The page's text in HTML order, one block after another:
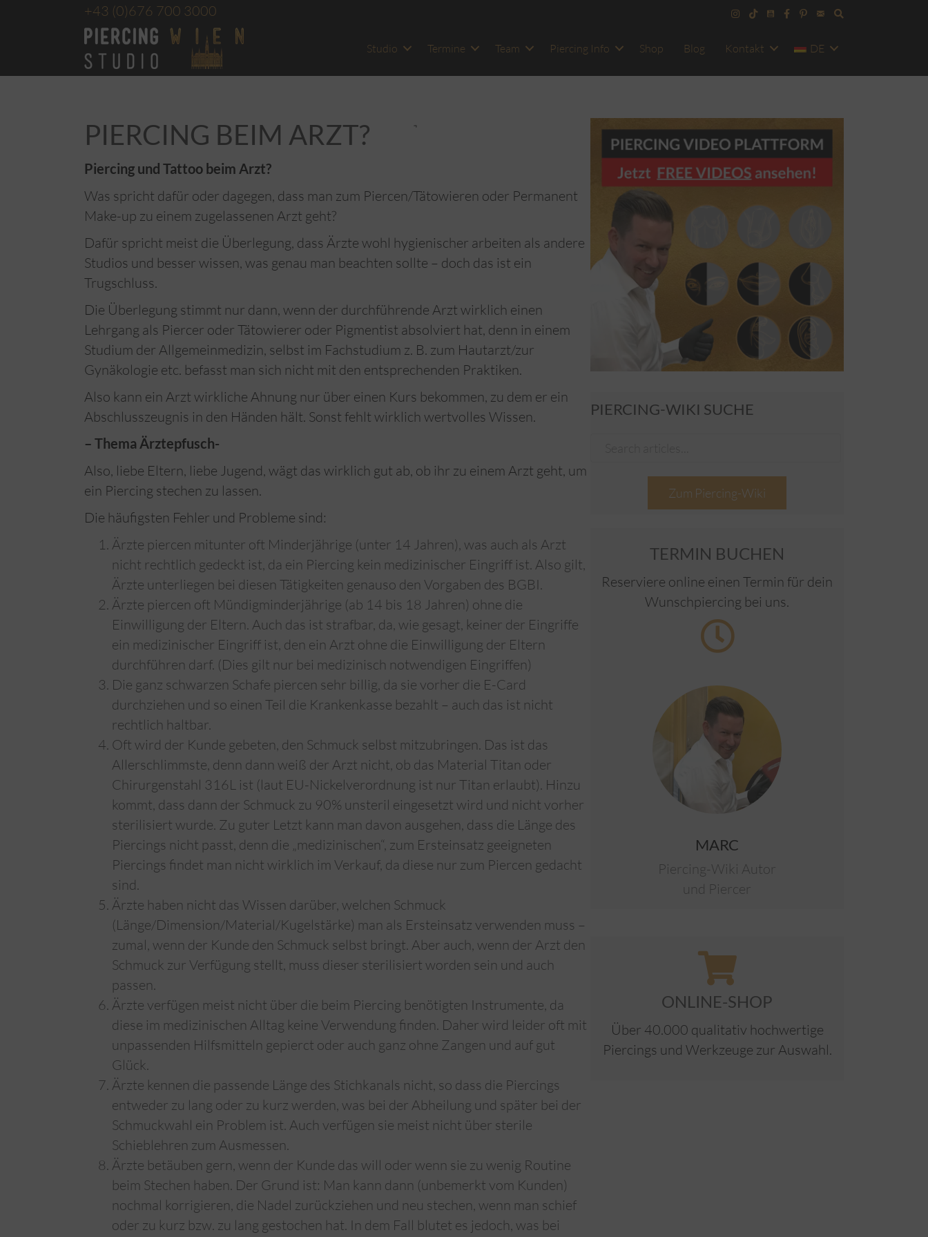
+43 (0)676 700 3000
Studio Termine Team Piercing Info Shop Blog Kontakt DE
PIERCING BEIM ARZT?
Piercing und Tattoo beim Arzt?
Was spricht dafür oder dagegen, dass man zum Piercen/Tätowieren oder Permanent
Make-up zu einem zugelassenen Arzt geht?
Dafür spricht meist die Überlegung, dass Ärzte wohl hygienischer arbeiten als andere
Studios und besser wissen, was genau man beachten sollte – doch das ist ein
Trugschluss.
Die Überlegung stimmt nur dann, wenn der durchführende Arzt wirklich einen
Lehrgang als Piercer oder Tätowierer oder Pigmentist absolviert hat, denn in einem
Studium der Allgemeinmedizin, selbst im Fachstudium z. B. zum Hautarzt/zur
Gynäkologie etc. befasst man sich nicht mit den entsprechenden Praktiken.
Also kann ein Arzt wirkliche Ahnung nur über einen Kurs bekommen, zu dem er ein
Abschlusszeugnis in den Händen hält. Sonst fehlt wirklich wertvolles Wissen.
– Thema Ärztepfusch-
Also, liebe Eltern, liebe Jugend, wägt das wirklich gut ab, ob ihr zu einem Arzt geht, um
ein Piercing stechen zu lassen.
Die häufigsten Fehler und Probleme sind:
Ärzte piercen mitunter oft Minderjährige (unter 14 Jahren), was auch als Arzt
nicht rechtlich gedeckt ist, da ein Piercing kein medizinischer Eingriff ist. Also gilt,
Ärzte unterliegen bei diesen Tätigkeiten genauso den Vorgaben des BGBI.
Ärzte piercen oft Mündigminderjährige (ab 14 bis 18 Jahren) ohne die
Einwilligung der Eltern. Auch das ist strafbar, da, wie gesagt, keiner der Eingriffe
ein medizinischer Eingriff ist, den ein Arzt ohne die Einwilligung der Eltern
durchführen darf. (Dies gilt nur bei medizinisch notwendigen Eingriffen)
Die ganz schwarzen Schafe piercen sehr billig, da sie vorher die E-Card
durchziehen und so einen Teil die Krankenkasse bezahlt – auch das ist nicht
rechtlich haltbar.
Oft wird der Kunde gebeten, den Schmuck selbst mitzubringen. Das ist das
Allerschlimmste, denn dann weiß der Arzt nicht, ob das Material Titan oder
Chirurgenstahl 316L ist (laut EU-Nickelverordnung ist nur Titan erlaubt). Hinzu
kommt, dass dann der Schmuck zu 90% unsteril eingesetzt wird und nicht vorher
sterilisiert wurde. Zu guter Letzt kann man davon ausgehen, dass die Länge des
Piercings nicht passt, denn die „medizinischen“, zum Ersteinsatz geeigneten
Piercings findet man nicht wirklich im Verkauf, da diese nur zum Piercen gedacht
sind.
Ärzte haben nicht das Wissen darüber, welchen Schmuck
(Länge/Dimension/Material/Kugelstärke) man als Ersteinsatz verwenden muss –
zumal, wenn der Kunde den Schmuck selbst bringt. Aber auch, wenn der Arzt den
Schmuck zur Verfügung stellt, muss dieser sterilisiert worden sein und auch
passen.
Ärzte verfügen meist nicht über die beim Piercing benötigten Instrumente, da
diese im medizinischen Alltag keine Verwendung finden. Daher wird leider oft mit
unpassenden Hilfsmitteln gepierct oder auch ganz ohne Zangen und auf gut
Glück.
Ärzte kennen die passende Länge des Stichkanals nicht, so dass die Piercings
entweder zu lang oder zu kurz werden, was bei der Abheilung und später bei der
Schmuckwahl ein Problem ist. Auch verfügen sie meist nicht über sterile
Schieblehren zum Ausmessen.
Ärzte betäuben gern, wenn der Kunde das will oder wenn sie zu wenig Routine
beim Stechen haben. Der Grund ist: Man kann dann (unbemerkt vom Kunden)
nochmal korrigieren, die Nadel zurückziehen und neu stechen, wenn man schief
oder zu kurz bzw. zu lang gestochen hat. In dem Fall blutet es jedoch, was bei
PIERCING-WIKI SUCHE
Zum Piercing-Wiki
TERMIN BUCHEN
Reserviere online einen Termin für dein
Wunschpiercing bei uns.
MARC
Piercing-Wiki Autor
und Piercer
ONLINE-SHOP
Über 40.000 qualitativ hochwertige
Piercings und Werkzeuge zur Auswahl.